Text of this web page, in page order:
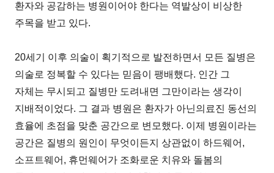
환자와 공감하는 병원이어야 한다는 역발상이 비상한
주목을 받고 있다.
20세기 이후 의술이 획기적으로 발전하면서 모든 질병은
의술로 정복할 수 있다는 믿음이 팽배했다. 인간 그
자체는 무시되고 질병만 도려내면 그만이라는 생각이
지배적이었다. 그 결과 병원은 환자가 아닌의료진 동선의
효율에 초점을 맞춘 공간으로 변모했다. 이제 병원이라는
공간은 질병의 원인이 무엇이든지 상관없이 하드웨어,
소프트웨어, 휴먼웨어가 조화로운 치유와 돌봄의